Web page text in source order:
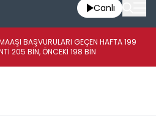
Canlı
BAŞVURULARI GEÇEN HAFTA 199
205 BİN, ÖNCEKİ 198 BİN